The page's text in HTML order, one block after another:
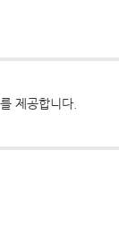
제공합니다.